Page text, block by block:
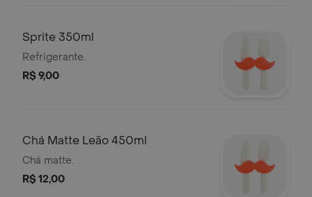
Sprite 350ml
Refrigerante.
R$ 9,00
Chá Matte Leão 450ml
Chá matte.
R$ 12,00